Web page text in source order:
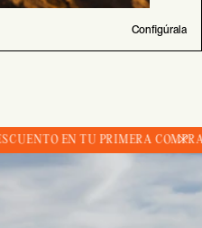
Configúrala
COMPRA.¡BIENVENIDO A FOTO